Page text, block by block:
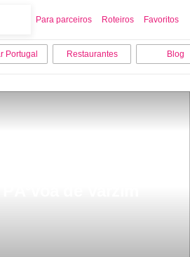
Para parceiros Roteiros Favoritos
Portugal Restaurantes Blog